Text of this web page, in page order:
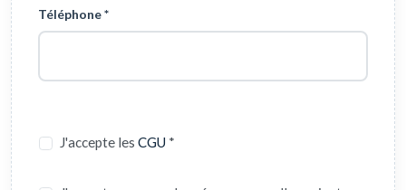
Téléphone *
J'accepte les CGU *